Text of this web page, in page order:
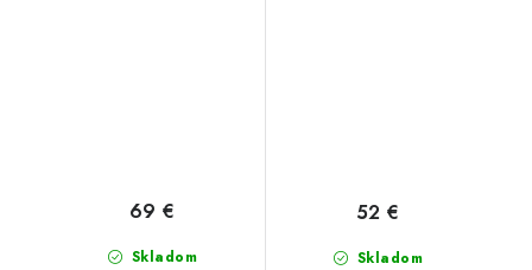
Skladom
69 €
Skladom
52 €